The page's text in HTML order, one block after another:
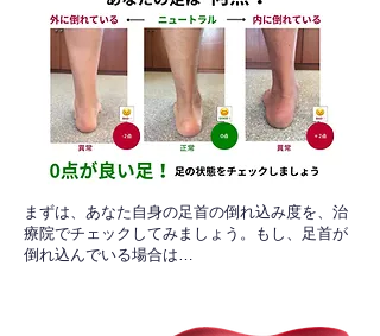
​まずは、あなた自身の足首の倒れ込み度を、治
療院でチェックしてみましょう。もし、足首が
倒れ込んでいる場合は…